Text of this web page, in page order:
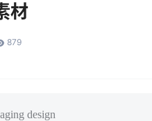
材
879
design